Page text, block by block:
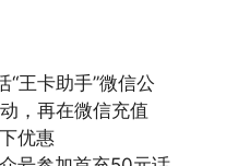
王卡助手”微信公
，再在微信充值
优惠